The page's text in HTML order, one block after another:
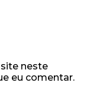
neste
eu comentar.